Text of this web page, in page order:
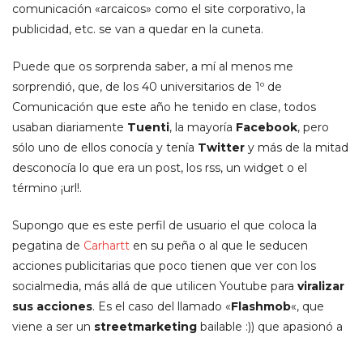
comunicación «arcaicos» como el site corporativo, la
publicidad, etc. se van a quedar en la cuneta.
Puede que os sorprenda saber, a mí al menos me
sorprendió, que, de los 40 universitarios de 1º de
Comunicación que este año he tenido en clase, todos
usaban diariamente Tuenti, la mayoría Facebook, pero
sólo uno de ellos conocía y tenía Twitter y más de la mitad
desconocía lo que era un post, los rss, un widget o el
término ¡url!.
Supongo que es este perfil de usuario el que coloca la
pegatina de Carhartt en su peña o al que le seducen
acciones publicitarias que poco tienen que ver con los
socialmedia, más allá de que utilicen Youtube para viralizar
sus acciones. Es el caso del llamado «Flashmob«, que
viene a ser un streetmarketing bailable :)) que apasionó a